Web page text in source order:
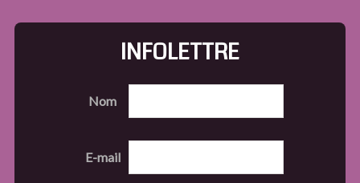
INFOLETTRE
Nom
E-mail